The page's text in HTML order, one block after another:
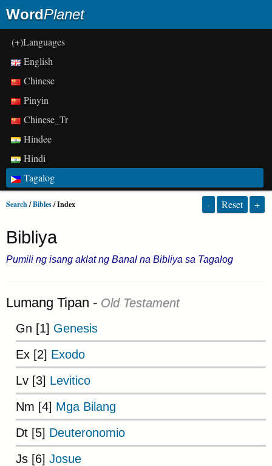
WordPlanet
(+)Languages
English
Chinese
Pinyin
Chinese_Tr
Hindee
Hindi
Tagalog
Search/Bibles/ Index - Reset +
Bibliya
Pumili ng isang aklat ng Banal na Bibliya sa Tagalog
Lumang Tipan - Old Testament
Gn [1] Genesis
Ex [2] Exodo
Lv [3] Levitico
Nm [4] Mga Bilang
Dt [5] Deuteronomio
Js [6] Josue